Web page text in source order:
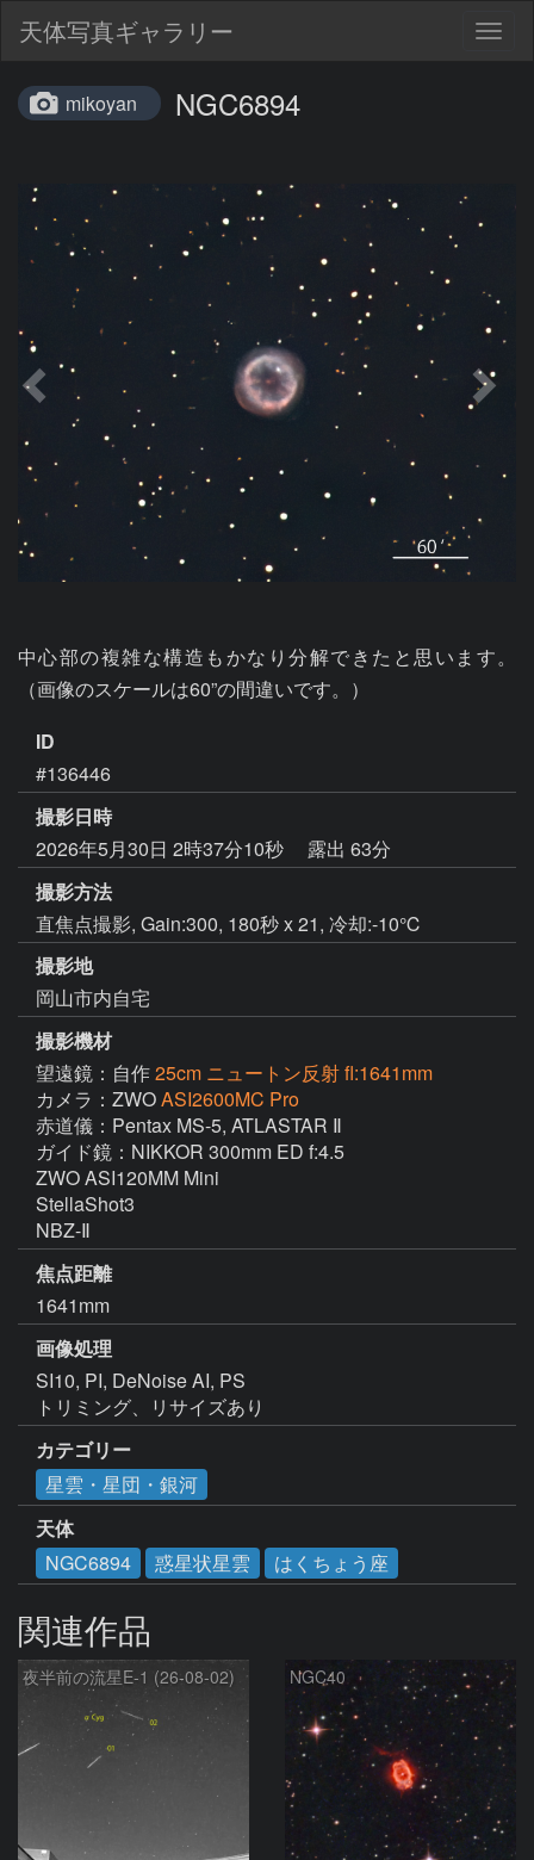
天体写真ギャラリー
mikoyan NGC6894
中心部の複雑な構造もかなり分解できたと思います。
（画像のスケールは60”の間違いです。）
ID
#136446
撮影日時
2026年5月30日 2時37分10秒
露出 63分
撮影方法
直焦点撮影, Gain:300, 180秒 x 21, 冷却:-10℃
撮影地
岡山市内自宅
撮影機材
望遠鏡：自作25cm ニュートン反射 fl:1641mm
カメラ：ZWOASI2600MC Pro
赤道儀：Pentax MS-5, ATLASTAR Ⅱ
ガイド鏡：NIKKOR 300mm ED f:4.5
ZWO ASI120MM Mini
StellaShot3
NBZ-Ⅱ
焦点距離
1641mm
画像処理
SI10, PI, DeNoise AI, PS
トリミング、リサイズあり
カテゴリー
星雲・星団・銀河
天体
NGC6894
惑星状星雲 はくちょう座
関連作品
夜半前の流星E-1 (26-08-02) NGC40